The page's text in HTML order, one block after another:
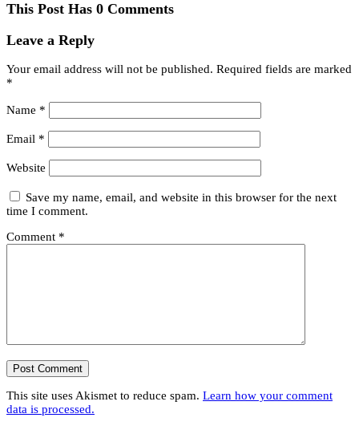
This Post Has 0 Comments
Leave a Reply
Your email address will not be published. Required fields are marked
*
Name *
Email *
Website
Save my name, email, and website in this browser for the next
time I comment.
Comment *
This site uses Akismet to reduce spam. Learn how your comment
data is processed.